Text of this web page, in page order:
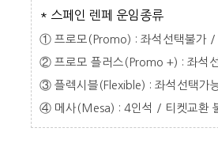
* 스페인 렌페 운임종류
① 프로모(Promo) : 좌석선택불가 /
② 프로모 플러스(Promo +) : 좌석
③ 플렉시블(Flexible) : 좌석선택가
④ 메사(Mesa) : 4인석 / 티켓교환